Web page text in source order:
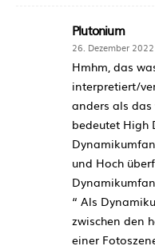
Plutonium
26. Dezember
Hmhm, das
interpretiert/
anders als
bedeutet High
und Hoch
“ Als
zwischen den
einer